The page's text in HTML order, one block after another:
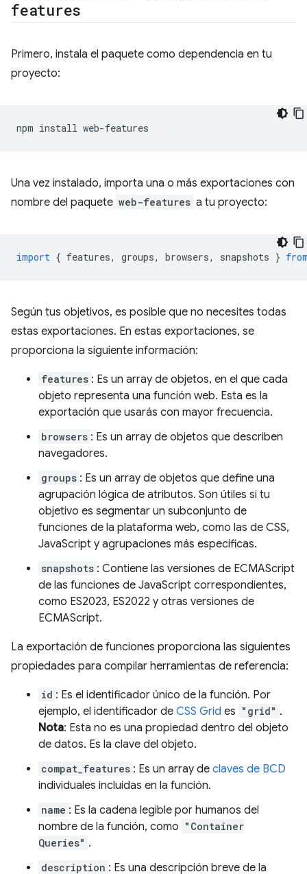
features
Primero, instala el paquete como dependencia en tu
proyecto:
npm install
Una vez instalado, importa una o más exportaciones con
nombre del paquete web-features a tu proyecto:
import { features, groups, browsers, snapshots }
Según tus objetivos, es posible que no necesites todas
estas exportaciones. En estas exportaciones, se
proporciona la siguiente información:
features : Es un array de objetos, en el que cada
objeto representa una función web. Esta es la
exportación que usarás con mayor frecuencia.
browsers : Es un array de objetos que describen
navegadores.
groups : Es un array de objetos que define una
agrupación lógica de atributos. Son útiles si tu
objetivo es segmentar un subconjunto de
funciones de la plataforma web, como las de CSS,
JavaScript y agrupaciones más específicas.
snapshots : Contiene las versiones de ECMAScript
de las funciones de JavaScript correspondientes,
como ES2023, ES2022 y otras versiones de
ECMAScript.
La exportación de funciones proporciona las siguientes
propiedades para compilar herramientas de referencia:
id : Es el identificador único de la función. Por
ejemplo, el identificador de CSS Grid es "grid" .
Nota: Esta no es una propiedad dentro del objeto
de datos. Es la clave del objeto.
compat_features : Es un array de claves de BCD
individuales incluidas en la función.
name : Es la cadena legible por humanos del
nombre de la función, como "Container
Queries" .
description : Es una descripción breve de la